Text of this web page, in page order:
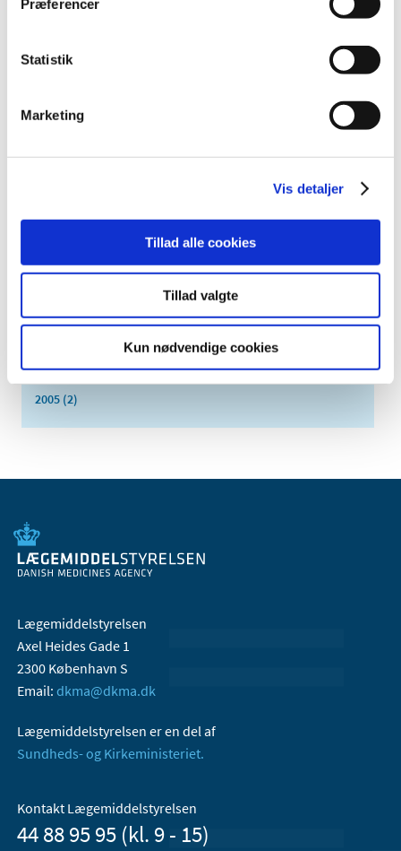
Præferencer
Statistik
Marketing
Vis detaljer
Tillad alle cookies
Tillad valgte
Kun nødvendige cookies
september (6)
juli (2)
april (6)
2012 (44)
2010 (7)
2008 (8)
2006 (9)
2005 (2)
Lægemiddelstyrelsen
Axel Heides Gade 1
2300 København S
Email: dkma@dkma.dk
Lægemiddelstyrelsen er en del af
Sundheds- og Kirkeministeriet.
Kontakt Lægemiddelstyrelsen
44 88 95 95 (kl. 9 - 15)